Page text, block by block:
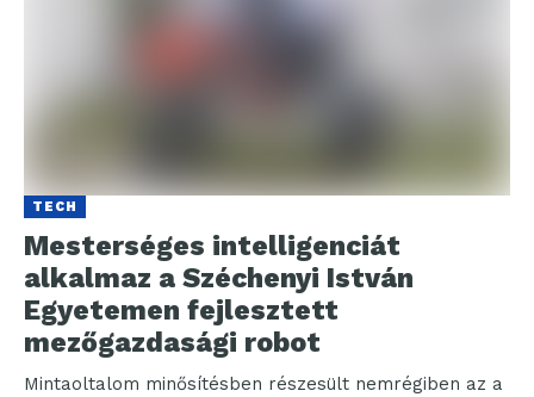
TECH
Mesterséges intelligenciát
alkalmaz a Széchenyi István
Egyetemen fejlesztett
mezőgazdasági robot
Mintaoltalom minősítésben részesült nemrégiben az a